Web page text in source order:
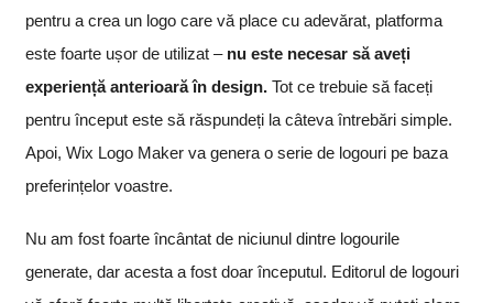
pentru a crea un logo care vă place cu adevărat, platforma
este foarte ușor de utilizat – nu este necesar să aveți
experiență anterioară în design. Tot ce trebuie să faceți
pentru început este să răspundeți la câteva întrebări simple.
Apoi, Wix Logo Maker va genera o serie de logouri pe baza
preferințelor voastre.
Nu am fost foarte încântat de niciunul dintre logourile
generate, dar acesta a fost doar începutul. Editorul de logouri